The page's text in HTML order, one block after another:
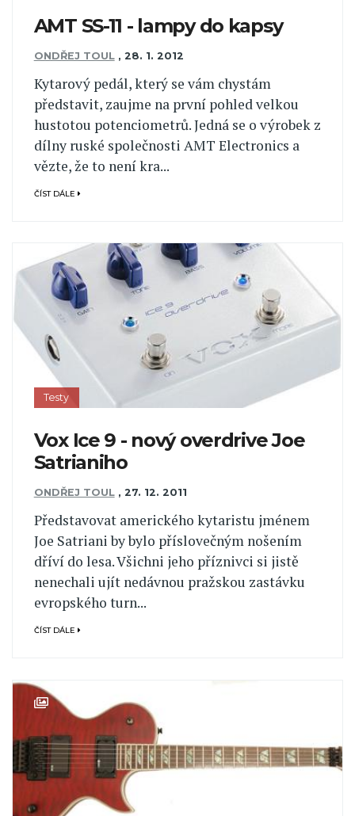
AMT SS-11 - lampy do kapsy
ONDŘEJ TOUL , 28. 1. 2012
Kytarový pedál, který se vám chystám
představit, zaujme na první pohled velkou
hustotou potenciometrů. Jedná se o výrobek z
dílny ruské společnosti AMT Electronics a
vězte, že to není kra...
ČÍST DÁLE
Testy
Vox Ice 9 - nový overdrive Joe
Satrianiho
ONDŘEJ TOUL , 27. 12. 2011
Představovat amerického kytaristu jménem
Joe Satriani by bylo příslovečným nošením
dříví do lesa. Všichni jeho příznivci si jistě
nenechali ujít nedávnou pražskou zastávku
evropského turn...
ČÍST DÁLE